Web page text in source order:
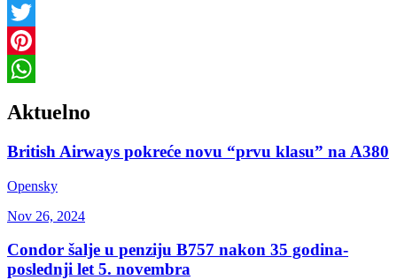
Link
Facebook
Twitter
Pinterest
Aktuelno
British Airways pokreće novu “prvu klasu” na A380
Opensky
Nov 26, 2024
Condor šalje u penziju B757 nakon 35 godina-
poslednji let 5. novembra